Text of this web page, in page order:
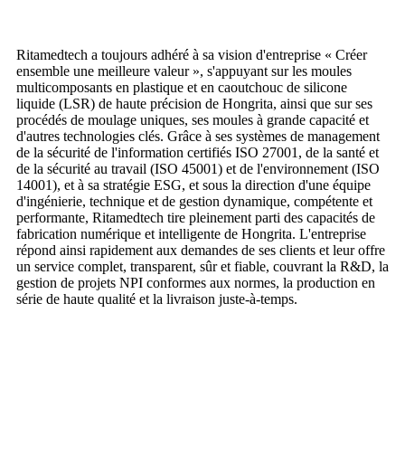
Ritamedtech a toujours adhéré à sa vision d'entreprise « Créer
ensemble une meilleure valeur », s'appuyant sur les moules
multicomposants en plastique et en caoutchouc de silicone
liquide (LSR) de haute précision de Hongrita, ainsi que sur ses
procédés de moulage uniques, ses moules à grande capacité et
d'autres technologies clés. Grâce à ses systèmes de management
de la sécurité de l'information certifiés ISO 27001, de la santé et
de la sécurité au travail (ISO 45001) et de l'environnement (ISO
14001), et à sa stratégie ESG, et sous la direction d'une équipe
d'ingénierie, technique et de gestion dynamique, compétente et
performante, Ritamedtech tire pleinement parti des capacités de
fabrication numérique et intelligente de Hongrita. L'entreprise
répond ainsi rapidement aux demandes de ses clients et leur offre
un service complet, transparent, sûr et fiable, couvrant la R&D, la
gestion de projets NPI conformes aux normes, la production en
série de haute qualité et la livraison juste-à-temps.